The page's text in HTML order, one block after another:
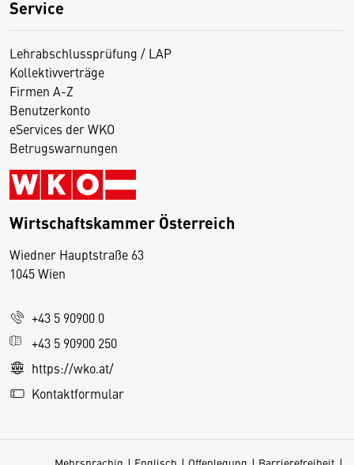
Service
Lehrabschlussprüfung / LAP
Kollektivverträge
Firmen A-Z
Benutzerkonto
eServices der WKO
Betrugswarnungen
Wirtschaftskammer Österreich
Wiedner Hauptstraße 63
1045 Wien
+43 5 90900 0
+43 5 90900 250
https://wko.at/
Kontaktformular
D
s
e
S
e